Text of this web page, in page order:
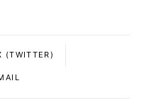
(TWITTER)